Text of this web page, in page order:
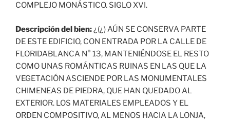
COMPLEJO MONÁSTICO. SIGLO XVI.
Descripción del bien:¿(¿) AÚN SE CONSERVA PARTE
DE ESTE EDIFICIO, CON ENTRADA POR LA CALLE DE
FLORIDABLANCA N° 13, MANTENIÉNDOSE EL RESTO
COMO UNAS ROMÁNTICAS RUINAS EN LAS QUE LA
VEGETACIÓN ASCIENDE POR LAS MONUMENTALES
CHIMENEAS DE PIEDRA, QUE HAN QUEDADO AL
EXTERIOR. LOS MATERIALES EMPLEADOS Y EL
ORDEN COMPOSITIVO, AL MENOS HACIA LA LONJA,